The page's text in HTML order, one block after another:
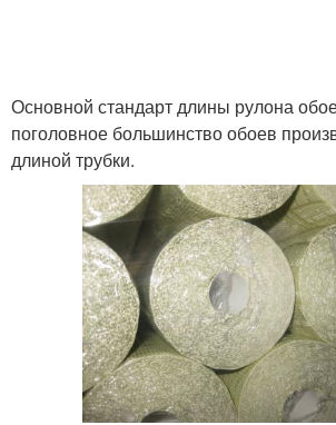
Основной стандарт длины рулона
поголовное большинство обоев
длиной трубки.